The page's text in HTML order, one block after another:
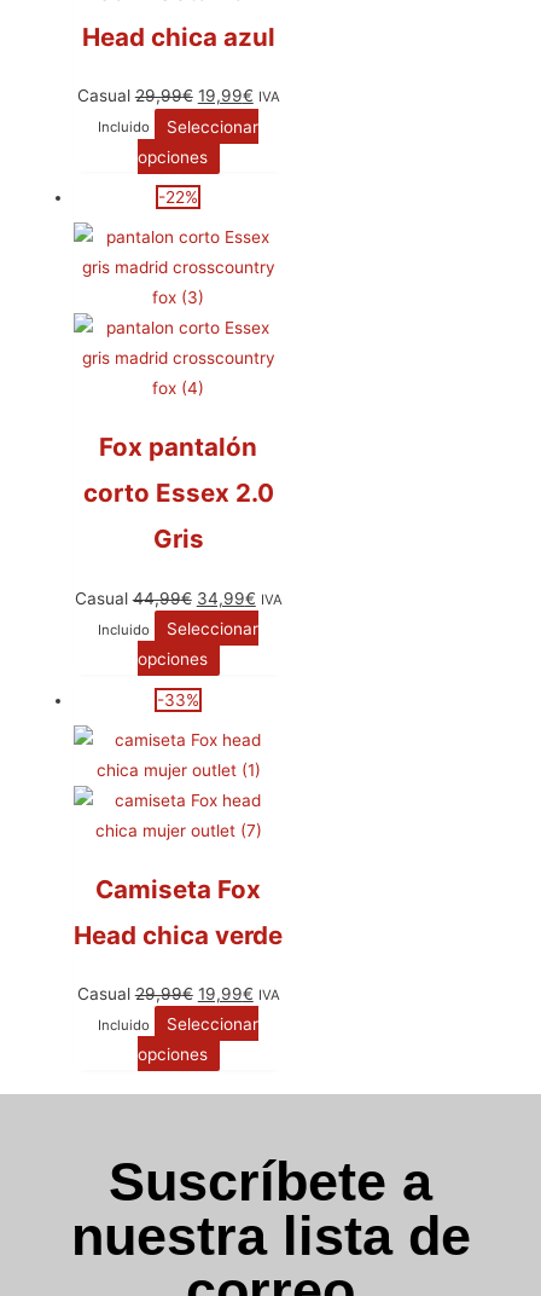
Head chica azul
Casual29,99€ 19,99€ IVA
Incluido
Seleccionar
opciones
-22%
Fox pantalón
corto Essex 2.0
Gris
Casual44,99€ 34,99€ IVA
Incluido
Seleccionar
opciones
-33%
Camiseta Fox
Head chica verde
Casual29,99€ 19,99€ IVA
Incluido
Seleccionar
opciones
Suscríbete a
nuestra lista de